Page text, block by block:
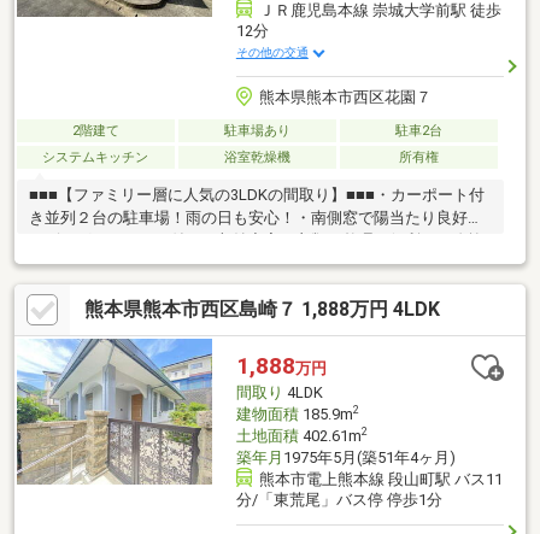
ＪＲ鹿児島本線 崇城大学前駅 徒歩
12分
その他の交通
熊本県熊本市西区花園７
2階建て 駐車場あり
駐車2台
システムキッチン
浴室乾燥機 所有権
■■■【ファミリー層に人気の3LDKの間取り】■■■・カーポート付
き並列２台の駐車場！雨の日も安心！・南側窓で陽当たり良好な
があり開放的な空間。・ウッドデッキ付きのお庭があります。
様々な用途でご使用いただけます。・角地に立地しているので、
日当たり通風良好です。■■■【生活のしやすい閑静な住宅街】
■■■・花園小学校、井芹中学校エリア・柿原第一ストアまで徒歩
約2分、24時間営業のメガセンタートライアル上熊本まで車で約4
分の距離と買い物の負担を軽減・最寄りの前川バス停まで徒歩約
２分と桜町バスターミナルまで利便性良い立地！
熊本県熊本市西区島崎７ 1,888万円 4LDK
1,888万円
間取り 4LDK
建物面積185.9m2
土地面積402.61m2
築年月 1975年5月(築51年4ヶ月)
熊本市電上熊本線 段山町駅 バス11
分/「東荒尾」バス停 停歩1分